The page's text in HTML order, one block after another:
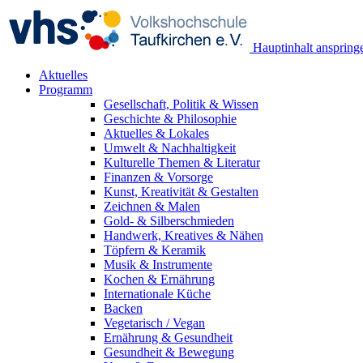
Hauptinhalt
Aktuelles
Programm
Gesellschaft, Politik & Wissen
Geschichte & Philosophie
Aktuelles & Lokales
Umwelt & Nachhaltigkeit
Kulturelle Themen & Literatur
Finanzen & Vorsorge
Kunst, Kreativität & Gestalten
Zeichnen & Malen
Gold- & Silberschmieden
Handwerk, Kreatives & Nähen
Töpfern & Keramik
Musik & Instrumente
Kochen & Ernährung
Internationale Küche
Backen
Vegetarisch / Vegan
Ernährung & Gesundheit
Gesundheit & Bewegung